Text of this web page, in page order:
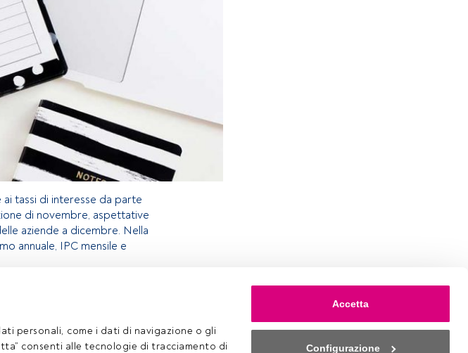
personali, come i dati di navigazione o gli
consenti alle tecnologie di tracciamento di
Accetta
Configurazione
tassi di interesse da parte
di novembre, aspettative
aziende a dicembre. Nella
annuale, IPC mensile e
account, ti invitiamo a
ha da offrire.